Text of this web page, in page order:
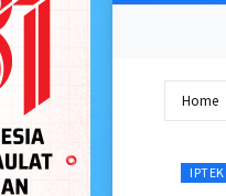
Home
IPTEK